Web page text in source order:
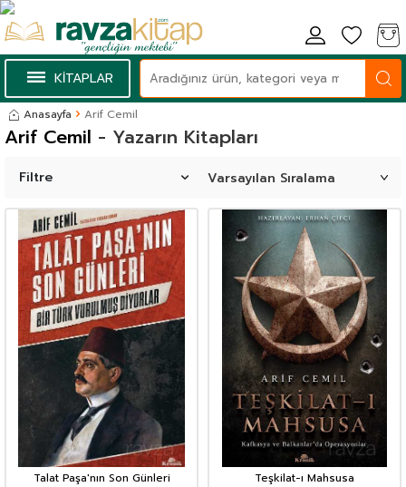
KİTAPLAR
Anasayfa Arif Cemil
- Yazarın Kitapları
Arif Cemil
Filtre
Talat Paşa'nın Son Günleri Teşkilat-ı Mahsusa